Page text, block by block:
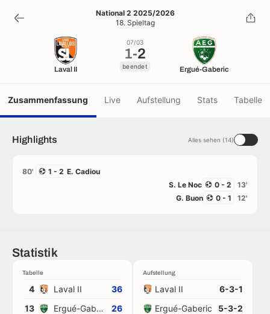
1 -2
beendet
National 2 2025/2026
18. Spieltag
Laval II
07/03
1-2
beendet Ergué-Gaberic
Zusammenfassung Live Aufstellung Stats Tabelle
Highlights Alles sehen (14)
80' 1 - 2 E. Cadiou
13'
0 - 2
S. Le Noc
12'
0 - 1
G. Buon
Statistik
Tabelle
4 Laval II
36
13
Ergué-Gaberic 26
Aufstellung
Laval II
6-3-1
Ergué-Gaberic
5-3-2